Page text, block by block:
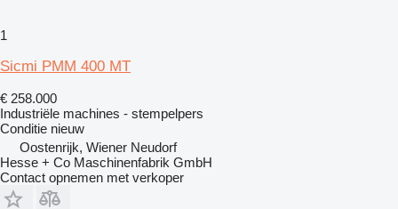
1
Sicmi PMM 400 MT
€ 258.000
Industriële machines - stempelpers
Conditie nieuw
Oostenrijk, Wiener Neudorf
Hesse + Co Maschinenfabrik GmbH
Contact opnemen met verkoper